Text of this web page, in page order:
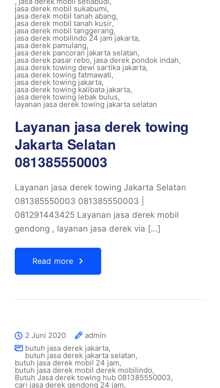
jasa derek mobil sukabumi,
jasa derek mobil tanah abang,
jasa derek mobil tanah kusir,
jasa derek mobil tanggerang,
jasa derek mobilindo 24 jam jakarta,
jasa derek pamulang,
jasa derek pancoran jakarta selatan,
jasa derek pasar rebo, jasa derek pondok indah,
jasa derek towing dewi sartika jakarta,
jasa derek towing fatmawati,
jasa derek towing jakarta,
jasa derek towing kalibata jakarta,
jasa derek towing lebak bulus,
layanan jasa derek towing jakarta selatan
Layanan jasa derek towing
Jakarta Selatan
081385550003
Layanan jasa derek towing Jakarta Selatan
081385550003 081385550003 |
081291443425 Layanan jasa derek mobil
gendong , layanan jasa derek via […]
Read more
2 Juni 2020
admin
butuh jasa derek jakarta,
butuh jasa derek jakarta selatan,
butuh jasa derek mobil 24 jam,
butuh jasa derek mobil derek mobilindo,
Butuh Jasa derek towing hub 081385550003,
cari jasa derek gendong 24 jam,